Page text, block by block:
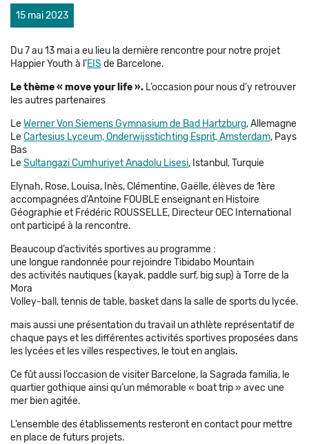
15 mai 2023
Du 7 au 13 mai a eu lieu la dernière rencontre pour notre projet
Happier Youth à l’EIS de Barcelone.
Le thème « move your life ». L’occasion pour nous d’y retrouver
les autres partenaires
LeWerner Von Siemens Gymnasium de Bad Hartzburg, Allemagne
LeCartesius Lyceum, Onderwijsstichting Esprit, Amsterdam, Pays
Bas
LeSultangazi Cumhuriyet Anadolu Lisesi, Istanbul, Turquie
Elynah, Rose, Louisa, Inès, Clémentine, Gaëlle, élèves de 1ère
accompagnées d’Antoine FOUBLE enseignant en Histoire
Géographie et Frédéric ROUSSELLE, Directeur OEC International
ont participé à la rencontre.
Beaucoup d’activités sportives au programme :
une longue randonnée pour rejoindre Tibidabo Mountain
des activités nautiques (kayak, paddle surf, big sup) à Torre de la
Mora
Volley-ball, tennis de table, basket dans la salle de sports du lycée.
mais aussi une présentation du travail un athlète représentatif de
chaque pays et les différentes activités sportives proposées dans
les lycées et les villes respectives, le tout en anglais.
Ce fût aussi l’occasion de visiter Barcelone, la Sagrada familia, le
quartier gothique ainsi qu’un mémorable « boat trip » avec une
mer bien agitée.
L’ensemble des établissements resteront en contact pour mettre
en place de futurs projets.